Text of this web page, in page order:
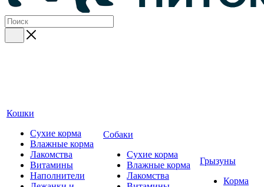
Кошки
Сухие корма
Влажные корма
Лакомства
Витамины
Наполнители
Собаки
Сухие корма
Влажные корма
Лакомства
Грызуны
Корма